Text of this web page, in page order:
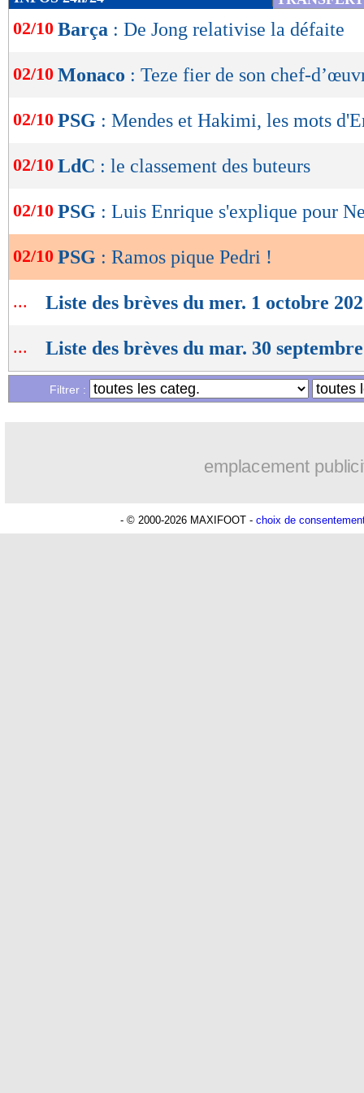
de
lecture
OK
02/10 Barça : De Jong relativise la défaite
02/10 Monaco : Teze fier de son chef-
02/10 PSG : Mendes et Hakimi, les mots
02/10 LdC : le classement des buteurs
02/10 PSG : Luis Enrique s'explique pour
02/10 PSG : Ramos pique Pedri !
... Liste des brèves du mer. 1 octobre
... Liste des brèves du mar. 30
Filtrer :
emplacement
- © 2000-2026 MAXIFOOT - choix de